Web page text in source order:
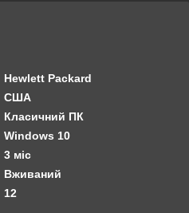
Hewlett Packard
США
Класичний ПК
Windows 10
3 міс
Вживаний
12